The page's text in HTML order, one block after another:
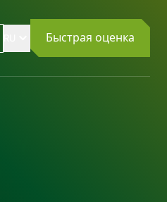
Быстрая оценка